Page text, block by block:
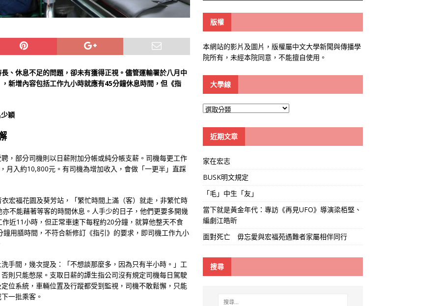
、休息不足的問題，卻未有獲得正視。儘管運輸署於八月中
，新增內容包括工作九小時就應有45分鐘休息時間，但《指
穎
，部分司機則以日薪附加分帳或純分帳支薪。司機每更工作
月入約10,800元。有司機為增加收入，會做「一更半」直踩
宏福花園及葵芳站，「繁忙時間上滿（客）就走，非繁忙時
不能藉著等客的時間休息。人手少的日子，他們更要多開幾
近11小時，但正常車速下每程約20分鐘，就算他整天不食
用膳時間，不符合新修訂《指引》的要求，即司機工作九小
手間，幾次提及：「不想談那麼多，因為只有半小時。」工
則只能憋尿。支取日薪的譚生指公司沒有規定司機每日駕駛
位系統，車輛位置及行蹤都受到監視，司機不敢鬆懈，只能
一批乘客。
版權
本網站的影片及圖片，版權屬中文大學新聞與傳播學
院所有，未經本院同意，不能擅自使用。
大學線
大
線
近期文章
家在宏志
BUSK明文規定
「毛」中生「友」
當下就是黃金年代：專訪《再見UFO》導演梁栢堅、
編劇江皓昕
面對死亡 毋忘愛與宏福苑遇難者家屬相伴同行
搜尋